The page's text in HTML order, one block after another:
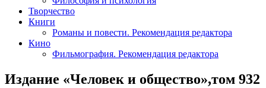
Творчество
Книги
Романы и повести. Рекомендация редактора
Кино
Фильмография. Рекомендация редактора
Издание «Человек и общество»,том 932